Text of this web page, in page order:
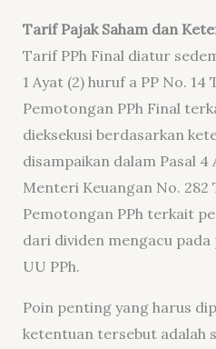
Tarif Pajak Saham dan
Tarif PPh Final diatur
1 Ayat (2) huruf a PP No. 14
Pemotongan PPh Final
dieksekusi berdasarkan
disampaikan dalam Pasal 4
Menteri Keuangan No. 282
Pemotongan PPh terkait
dari dividen mengacu pada
UU PPh.
Poin penting yang harus
ketentuan tersebut adalah